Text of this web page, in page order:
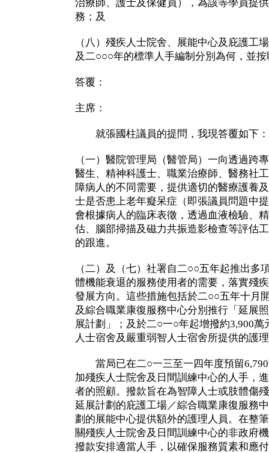
治療師、護士及保健員），為該等學員提
務；及
（八）殘疾人士院舍、展能中心及庇護工
及二○○○年的標準人手編制分別為何，並
答覆：
主席：
就張國柱議員的提問，我現答覆如下：
（一）醫院管理局（醫管局）一向透過跨
醫生、精神科護士、職業治療師、醫務社
障病人的不同需要，提供適切的醫療護養
士是否患上老年癡呆症（即張議員問題中
會根據病人的臨床表徵，透過血液檢驗、
估、腦部掃描及磁力共振造影檢查等評估
的跟進。
（二）及（七）社署自二○○五年起推出多
體機能衰退的服務使用者的需要，落實殘
發展方向。這些措施包括於二○○五年十月
及綜合職業康復服務中心分別推行「延展
展計劃」；及於二○一○年起增撥約3,900
人士宿舍及嚴重弱智人士宿舍所提供的護
當局已在二○一三至一四年度預留6,790
加殘疾人士院舍及日間訓練中心的人手，
者的照顧。撥款旨在為智障人士或肢體傷
延展計劃的庇護工場／綜合職業康復服務
劃的展能中心提供額外的護理人員。在整
關殘疾人士院舍及日間訓練中心的非政府
撥款安排適當人手，以確保服務質素和應